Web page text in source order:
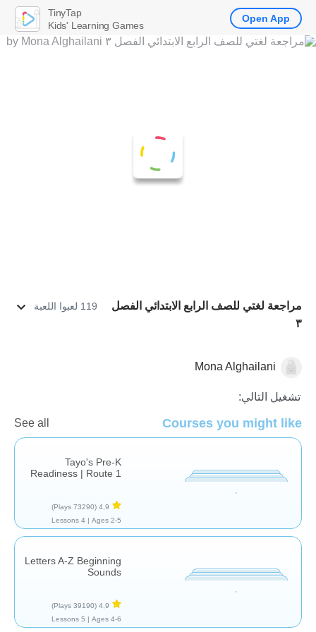
مراجعة لغتي للصف الرابع الابتدائي الفصل
٣
119 لعبوا اللعبة
اللغة العربية
Mona Alghailani
تشغيل التالي:
Courses you might like
See all
Tayo's Pre-K
Readiness | Route 1
4,9
(73290 Plays)
Ages 2-5 |
4 Lessons
Letters A-Z Beginning
Sounds
4,9
(39190 Plays)
Ages 4-6 |
5 Lessons
TinyTap
Kids' Learning Games
Open App